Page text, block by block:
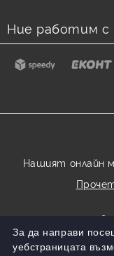
Ние работим с
Нашият онлайн
За да направи
уебстраницата